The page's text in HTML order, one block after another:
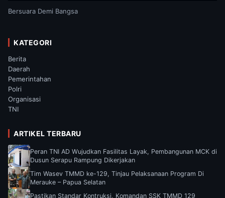
Bersuara Demi Bangsa
KATEGORI
Berita
Daerah
Pemerintahan
Polri
Organisasi
TNI
ARTIKEL TERBARU
Peran TNI AD Wujudkan Fasilitas Layak, Pembangunan MCK di
Dusun Serapu Rampung Dikerjakan
Tim Wasev TMMD ke-129, Tinjau Pelaksanaan Program Di
Merauke – Papua Selatan
Pastikan Standar Kontruksi, Komandan SSK TMMD 129